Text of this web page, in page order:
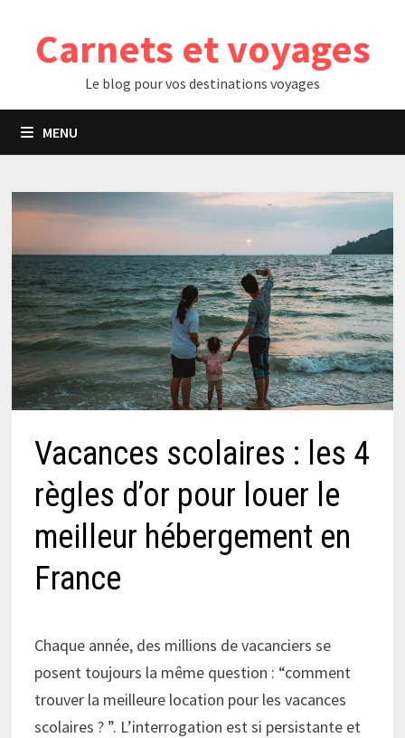
contenuCarnets et voyages
Le blog pour vos destinations voyages
MENU
Vacances scolaires : les 4
règles d’or pour louer le
meilleur hébergement en
France
Chaque année, des millions de vacanciers se
posent toujours la même question : “comment
trouver la meilleure location pour les vacances
scolaires ? ”. L’interrogation est si persistante et